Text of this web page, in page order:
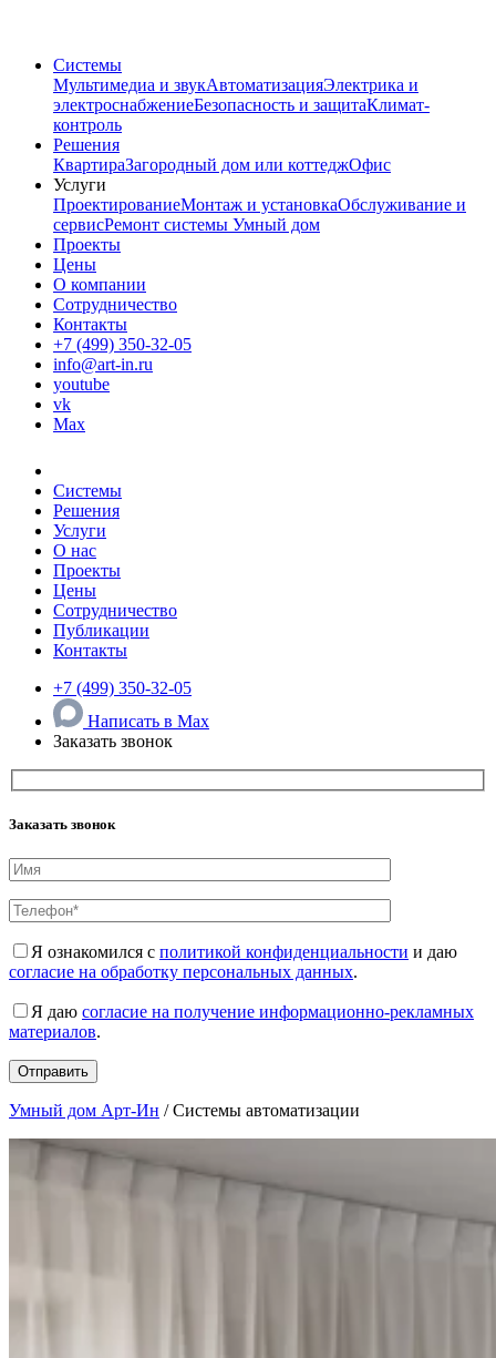
Системы
Мультимедиа и звукАвтоматизацияЭлектрика и
электроснабжениеБезопасность и защитаКлимат-
контроль
Решения
КвартираЗагородный дом или коттеджОфис
Услуги
ПроектированиеМонтаж и установкаОбслуживание и
сервисРемонт системы Умный дом
Проекты
Цены
О компании
Сотрудничество
Контакты
+7 (499) 350-32-05
info@art-in.ru
youtube
vk
Max
Системы
Решения
Услуги
О нас
Проекты
Цены
Сотрудничество
Публикации
Контакты
+7 (499) 350-32-05
Написать в Max
Заказать звонок
Заказать звонок
Я ознакомился с политикой конфиденциальности и даю
согласие на обработку персональных данных.
Я даю согласие на получение информационно-рекламных
материалов.
Умный дом Арт-Ин /Системы автоматизации